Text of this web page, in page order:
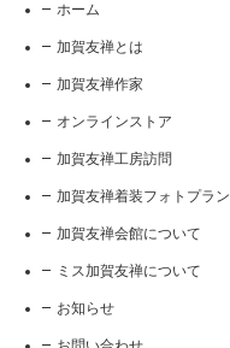
ホーム
加賀友禅とは
加賀友禅作家
オンラインストア
加賀友禅工房訪問
加賀友禅着装フォトプラン
加賀友禅会館について
ミス加賀友禅について
お知らせ